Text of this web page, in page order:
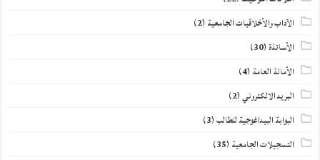
الآداب والأخلاقيات الجامعية (2)
الأساتذة(30)
الأمانة العامة (4)
البريد الالكتروني(2)
البوابة البيداغوجية للطالب(3)
التسجيلات الجامعية (35)